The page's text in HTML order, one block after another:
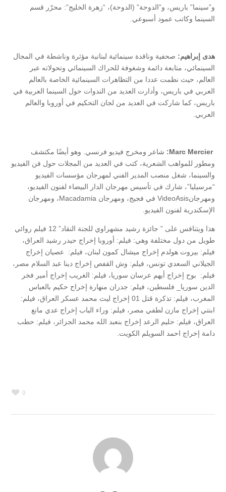
و”سينما” باريس، و”الدوحة” (الدوحة)، “زهرة الخليج”: محرّر قسم
السينما وكاتب عمود أسبوعي.
هدى إبراهيم: صحفية وناقدة سينمائية لبنانية مؤثرة وناشطة في المجال
السينمائي، متابعة دائمة وشغوفة للحراك السينمائي وتحولاته عبر
العالم، حيث نظمت عددا من التظاهرات السينمائية الخاصة بالعالم
العربي في باريس، وأدارت العديد من الندوات حول السينما العربية في
باريس، كما شاركت في العديد من لجان التحكيم في أوروبا والعالم
العربي.
Marc Mercier
: شاعر ومخرج فيديو فرنسي. وهو أيضًا مكتشف
ومطور للمواهب الشعرية، كتب في العديد من المجلات حول فن الفيديو
والسينما، شغل منصب المدير الفني لمهرجان مؤسسات الفيديو
“مرسيليا”، شارك في تأسيس مهرجان الدار البيضاء لفنون الفيديو،
ومهرجانVideoAsis في فجيج، ومهرجان Macadamia، ومهرجان
الإسكندرية لفنون الفيديو.
هذا ويتنافس على ” جائزة رشيد مشهراوي للجنة النقاد” 12 فيلم روائي
طويل من دول مختلفة وهي: فيلم: أوروبا إخراج حيدر رشيد العراق،
فيلم: بيروت هولدم إخراج ميشال كمون لبنان، فيلم: عصيان إخراج
الجيلاني السعدي تونس، فيلم: وش القفص إخراج دينا عبد السلام مصر،
فيلم: بوح إخراج أيهم عرسان سوريا، فيلم: الغريب إخراج أمير فخر
الدين سوريا_ فلسطين، فيلم: جدران منهارة إخراج حكيم بالعباس
المغرب، فيلم: تذكرة قتل 01 إخراج ليث محمد عسكر العراق، فيلم:
ابنتي إخراج مازن لطفي مصر، فيلم: وراء الباب إخراج عدي مانع
العراق، فيلم: حليم الرعد إخراج بنعبد الله محمد الجزائر، فيلم: حطب
دامة إخراج احمد السويلم الكويت.
0